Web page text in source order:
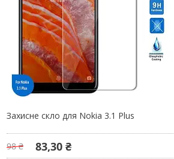
Захисне скло для Nokia 3.1 Plus
98 ₴ 83,30 ₴